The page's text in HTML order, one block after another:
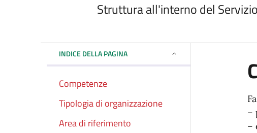
Struttura all'interno del
INDICE DELLA PAGINA
Competenze
Tipologia di organizzazione
Area di riferimento
–
–